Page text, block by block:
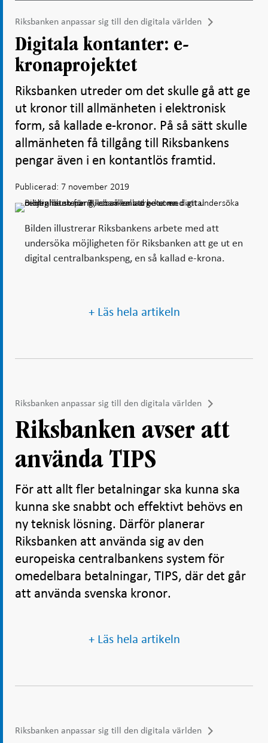
Riksbanken anpassar sig till den digitala världen
Digitala kontanter: e-
kronaprojektet
Riksbanken utreder om det skulle gå att ge
ut kronor till allmänheten i elektronisk
form, så kallade e-kronor. På så sätt skulle
allmänheten få tillgång till Riksbankens
pengar även i en kontantlös framtid.
Publicerad: 7 november 2019
Bilden illustrerar Riksbankens arbete med att
undersöka möjligheten för Riksbanken att ge ut en
digital centralbankspeng, en så kallad e-krona.
+ Läs hela artikeln
Riksbanken anpassar sig till den digitala världen
Riksbanken avser att
använda TIPS
För att allt fler betalningar ska kunna ska
kunna ske snabbt och effektivt behövs en
ny teknisk lösning. Därför planerar
Riksbanken att använda sig av den
europeiska centralbankens system för
omedelbara betalningar, TIPS, där det går
att använda svenska kronor.
+ Läs hela artikeln
Riksbanken anpassar sig till den digitala världen